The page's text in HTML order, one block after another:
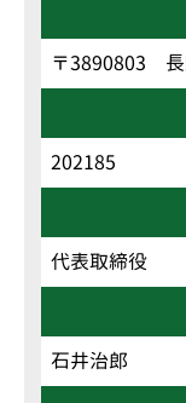
〒3890803
202185
代表取締役
石井治郎